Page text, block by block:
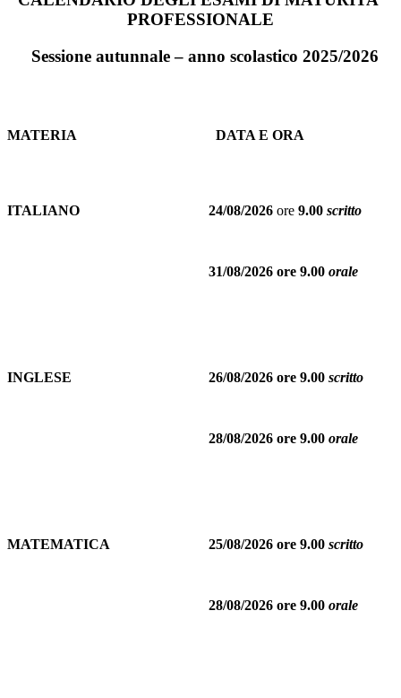
PROFESSIONALE
Sessione autunnale – anno scolastico 2025/2026
MATERIA DATA E ORA
ITALIANO 24/08/2026 ore 9.00 scritto
31/08/2026 ore 9.00 orale
INGLESE 26/08/2026 ore 9.00 scritto
28/08/2026 ore 9.00 orale
MATEMATICA 25/08/2026 ore 9.00 scritto
28/08/2026 ore 9.00 orale